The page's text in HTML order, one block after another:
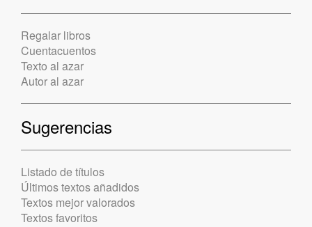
Regalar libros
Cuentacuentos
Texto al azar
Autor al azar
Sugerencias
Listado de títulos
Últimos textos añadidos
Textos mejor valorados
Textos favoritos